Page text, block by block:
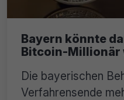
Bayern könnte
Bitcoin-Millionär
Die bayerischen
Verfahrensende